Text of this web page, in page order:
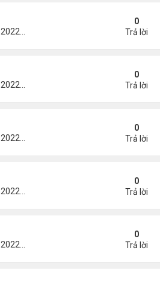
pm
0
Trả lời
pm
0
Trả lời
pm
0
Trả lời
pm
0
Trả lời
pm
0
Trả lời